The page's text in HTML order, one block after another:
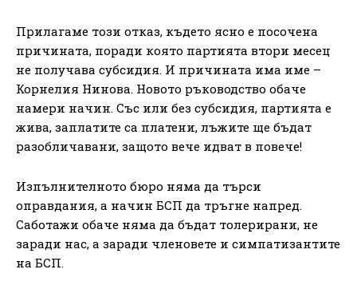
Прилагаме този отказ, където ясно е посочена
причината, поради която партията втори месец
не получава субсидия. И причината има име –
Корнелия Нинова. Новото ръководство обаче
намери начин. Със или без субсидия, партията е
жива, заплатите са платени, лъжите ще бъдат
разобличавани, защото вече идват в повече!
Изпълнителното бюро няма да търси
оправдания, а начин БСП да тръгне напред.
Саботажи обаче няма да бъдат толерирани, не
заради нас, а заради членовете и симпатизантите
на БСП.